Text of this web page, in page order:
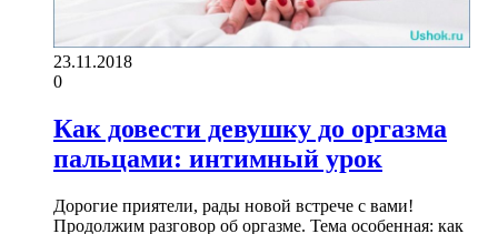
23.11.2018
0
Как довести девушку до оргазма
пальцами: интимный урок
Дорогие приятели, рады новой встрече с вами!
Продолжим разговор об оргазме. Тема особенная: как